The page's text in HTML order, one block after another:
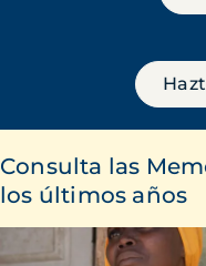
Consulta las
los últimos años